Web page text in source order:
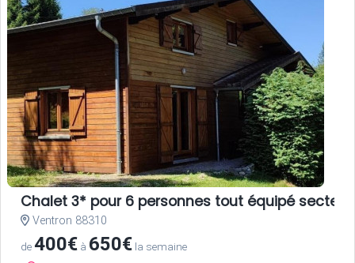
Chalet 3* pour 6 personnes tout équipé
Ventron 88310
de400€ à 650€ la semaine